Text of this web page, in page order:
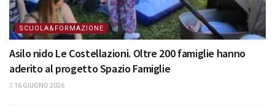
SCUOLA&FORMAZIONE
Asilo nido Le Costellazioni. Oltre 200 famiglie hanno
aderito al progetto Spazio Famiglie
16 GIUGNO 2026